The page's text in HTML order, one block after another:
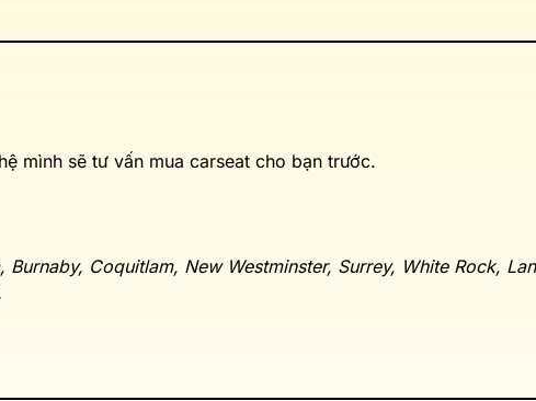
mình sẽ tư vấn mua carseat cho bạn trước.
Coquitlam, New Westminster, Surrey, White Rock,